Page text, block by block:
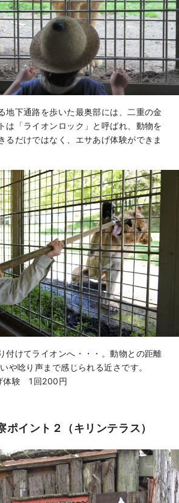
地下通路を歩いた最奥部には、二重の金
は「ライオンロック」と呼ばれ、動物を
るだけではなく、エサあげ体験ができま
付けてライオンへ・・・。動物との距離
や唸り声まで感じられる近さです。
体験 1回200円
ポイント２（キリンテラス）